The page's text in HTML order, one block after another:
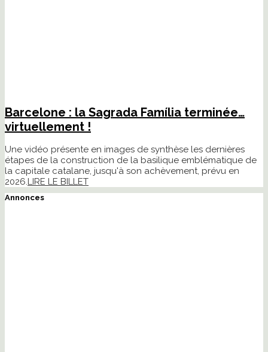
Barcelone : la Sagrada Família terminée…
virtuellement !
Une vidéo présente en images de synthèse les dernières
étapes de la construction de la basilique emblématique de
la capitale catalane, jusqu'à son achèvement, prévu en
2026. LIRE LE BILLET
Annonces